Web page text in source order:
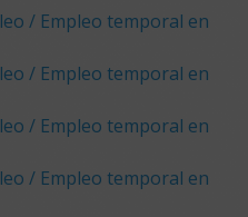
/ Empleo temporal en
/ Empleo temporal en
/ Empleo temporal en
/ Empleo temporal en